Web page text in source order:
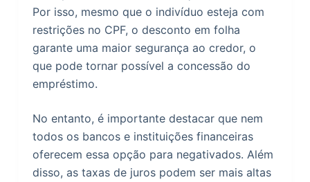
Por isso, mesmo que o indivíduo esteja com
restrições no CPF, o desconto em folha
garante uma maior segurança ao credor, o
que pode tornar possível a concessão do
empréstimo.
No entanto, é importante destacar que nem
todos os bancos e instituições financeiras
oferecem essa opção para negativados. Além
disso, as taxas de juros podem ser mais altas